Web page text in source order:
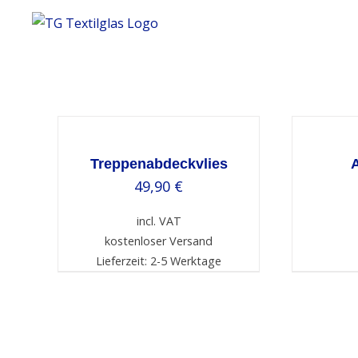
DETAILSTreppenabdeckvlies
49,90 €
incl. VAT
kostenloser Versand
Lieferzeit: 2-5 Werktage